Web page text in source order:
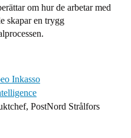
om hur de arbetar med
skapar en trygg
Inkasso
PostNord Strålfors